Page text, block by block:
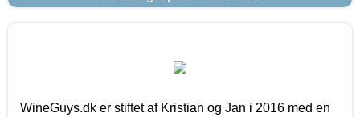
WineGuys.dk er stiftet af Kristian og Jan i 2016 med en